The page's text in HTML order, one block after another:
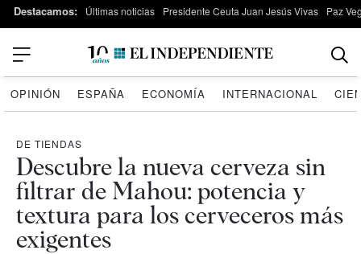
Destacamos: Últimas noticias Presidente Ceuta Juan Jesús Vivas Paz
OPINIÓN ESPAÑA ECONOMÍA INTERNACIONAL
DE TIENDAS
Descubre la nueva cerveza sin
filtrar de Mahou: potencia y
textura para los cerveceros más
exigentes